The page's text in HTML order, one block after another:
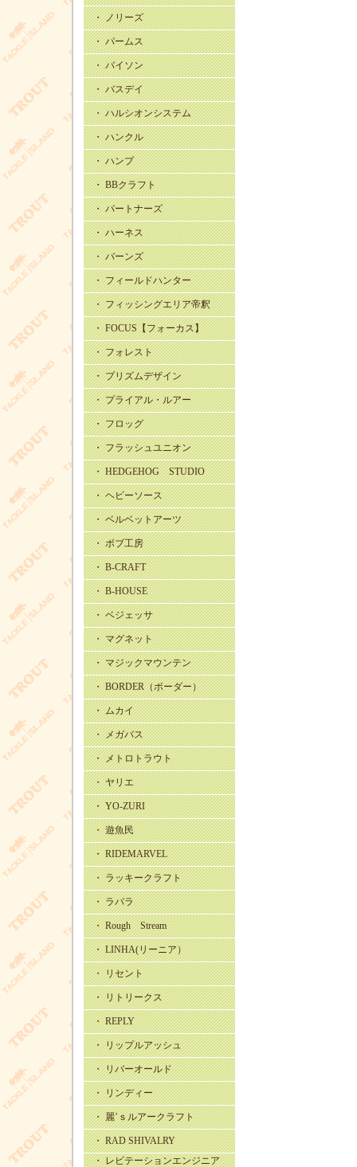
・ ノリーズ
・ パームス
・ バイソン
・ バスデイ
・ ハルシオンシステム
・ ハンクル
・ ハンプ
・ BBクラフト
・ パートナーズ
・ ハーネス
・ バーンズ
・ フィールドハンター
・ フィッシングエリア帝釈
・ FOCUS【フォーカス】
・ フォレスト
・ プリズムデザイン
・ プライアル・ルアー
・ フロッグ
・ フラッシュユニオン
・ HEDGEHOG STUDIO
・ ヘビーソース
・ ベルベットアーツ
・ ボブ工房
・ B-CRAFT
・ B-HOUSE
・ ベジェッサ
・ マグネット
・ マジックマウンテン
・ BORDER（ボーダー）
・ ムカイ
・ メガバス
・ メトロトラウト
・ ヤリエ
・ YO-ZURI
・ 遊魚民
・ RIDEMARVEL
・ ラッキークラフト
・ ラパラ
・ Rough Stream
・ LINHA(リーニア）
・ リセント
・ リトリークス
・ REPLY
・ リップルアッシュ
・ リバーオールド
・ リンディー
・ 麗’ｓルアークラフト
・ RAD SHIVALRY
・ レビテーションエンジニア